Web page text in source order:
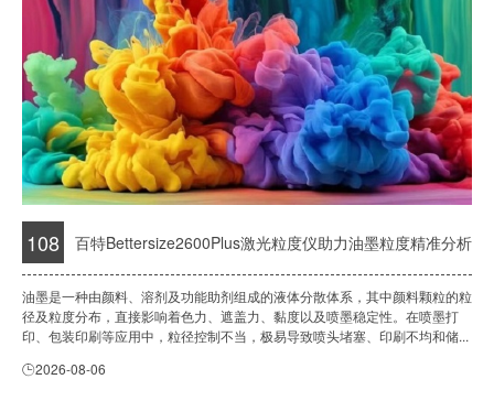
108 百特Bettersize2600Plus激光粒度仪助力油墨粒度精准分析
油墨是一种由颜料、溶剂及功能助剂组成的液体分散体系，其中颜料颗粒的粒
径及粒度分布，直接影响着色力、遮盖力、黏度以及喷墨稳定性。在喷墨打
印、包装印刷等应用中，粒径控制不当，极易导致喷头堵塞、印刷不均和储...
2026-08-06